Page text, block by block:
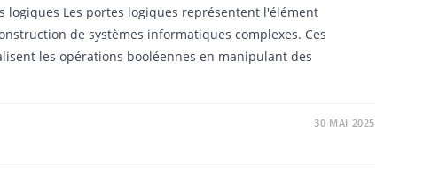
logiques Les portes logiques représentent l'élément
de systèmes informatiques complexes. Ces
les opérations booléennes en manipulant des
30 MAI 2025